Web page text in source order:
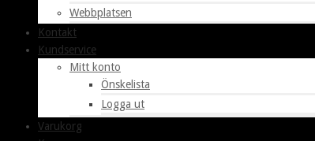
Webbplatsen
Kontakt
Kundservice
Mitt konto
Önskelista
Logga ut
Varukorg